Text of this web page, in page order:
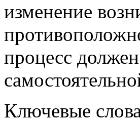
изменение
процесс
Ключевые